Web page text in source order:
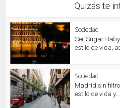
Quizás te
Sociedad
Ser Sugar
estilo de vida,
Sociedad
Madrid sin
estilo de vida y...